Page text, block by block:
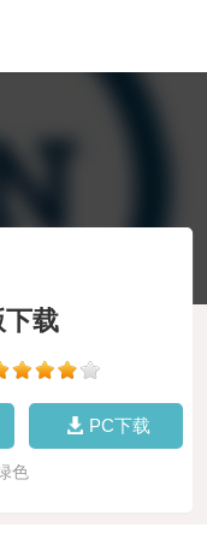
载
PC下载
色